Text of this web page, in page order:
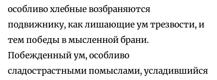
особливо хлебные возбраняются
подвижнику, как лишающие ум трезвости, и
тем победы в мысленной брани.
Побежденный ум, особливо
сладострастными помыслами, усладившийся